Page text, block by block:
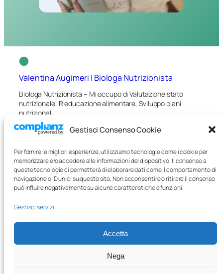
Gestisci Consenso Cookie
Per fornire le migliori esperienze, utilizziamo tecnologie come i cookie per
memorizzare e/o accedere alle informazioni del dispositivo. Il consenso a
queste tecnologie ci permetterà di elaborare dati come il comportamento di
navigazione o ID unici su questo sito. Non acconsentire o ritirare il consenso
può influire negativamente su alcune caratteristiche e funzioni.
Gestisci servizi
Accetta
Nega
Valentina Augimeri | Biologa Nutrizionista
Biologa Nutrizionista – Mi occupo di Valutazione stato
nutrizionale, Rieducazione alimentare, Sviluppo piani
nutrizionali.
Iscrizione albo professionale:Sezione A – Matricola
Telefono: (+39) 340 6752409
Email:valentinaugimeri@gmail.com
Pec:valentina.augimeri@biologo.onb.it
Chi sono
CurriculumPrivacy Policy